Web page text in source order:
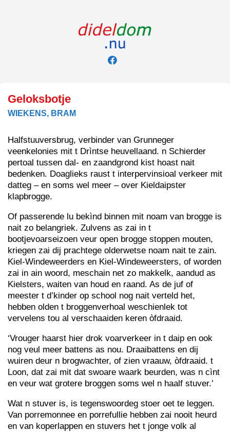
Geloksbotje
WIEKENS, BRAM
Halfstuuversbrug, verbinder van Grunneger
veenkelonies mit t Drìntse heuvellaand. n Schierder
pertoal tussen dal- en zaandgrond kist hoast nait
bedenken. Doaglieks raust t interpervinsioal verkeer mit
datteg – en soms wel meer – over Kieldaipster
klapbrogge.
Of passerende lu bekìnd binnen mit noam van brogge is
nait zo belangriek. Zulvens as zai in t
bootjevoarseizoen veur open brogge stoppen mouten,
kriegen zai dij prachtege olderwetse noam nait te zain.
Kiel-Windeweerders en Kiel-Windeweersters, of worden
zai in ain woord, meschain net zo makkelk, aandud as
Kielsters, waiten van houd en raand. As de juf of
meester t d’kinder op school nog nait verteld het,
hebben olden t broggenverhoal weschienlek tot
vervelens tou al verschaaiden keren òfdraaid.
‘Vrouger haarst hier drok voarverkeer in t daip en ook
nog veul meer battens as nou. Draaibattens en dij
wuiren deur n brogwachter, of zien vraauw, òfdraaid. t
Loon, dat zai mit dat swoare waark beurden, was n cìnt
en veur wat grotere broggen soms wel n haalf stuver.’
Wat n stuver is, is tegenswoordeg stoer oet te leggen.
Van porremonnee en porrefullie hebben zai nooit heurd
en van koperlappen en stuvers het t jonge volk al